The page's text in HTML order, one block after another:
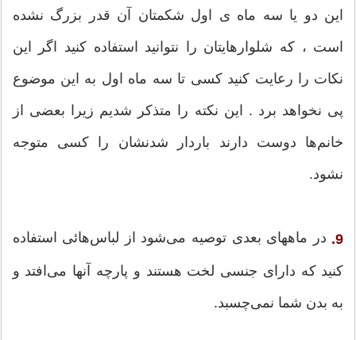
این دو یا سه ماه ی اول شکمتان آن قدر بزرگ نشده
است ، که شلوارهایتان را نتوانید استفاده کنید اگر این
نکات را رعایت کنید کسی تا سه ماه اول به این موضوع
پی نخواهد برد . این نکته را متذکر شدیم زیرا بعضی از
خانم‌ها دوست دارند باردار شدنشان را کسی متوجه
نشود.
9. در ماههای بعدی توصیه می‌شود از لباس‌هائی استفاده
کنید که دارای جنسی لخت هستند و پارچه آنها می‌افتد و
به بدن شما نمی‌چسبد.